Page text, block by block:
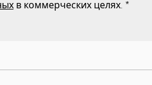
в коммерческих целях. *